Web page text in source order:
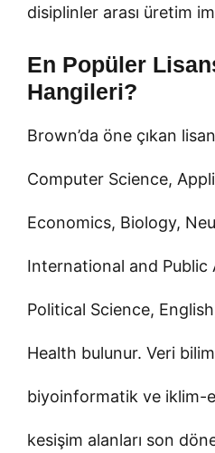
disiplinler arası üretim
En Popüler
Hangileri?
Brown’da öne çıkan
Computer Science,
Economics, Biology,
International and Public
Political Science,
Health bulunur. Veri
biyoinformatik ve iklim-
kesişim alanları son